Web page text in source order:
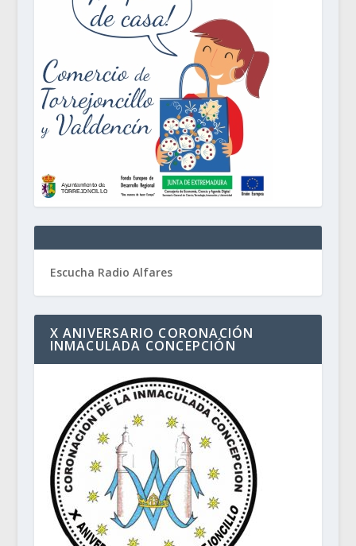
Escucha Radio Alfares
X ANIVERSARIO CORONACIÓN
INMACULADA CONCEPCIÓN